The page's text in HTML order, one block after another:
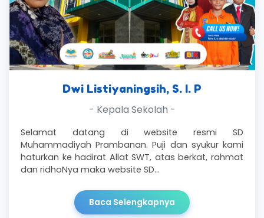
Dwi Listiyaningsih, S. I. P
- Kepala Sekolah -
Selamat datang di website resmi SD
Muhammadiyah Prambanan. Puji dan syukur kami
haturkan ke hadirat Allat SWT, atas berkat, rahmat
dan ridhoNya maka website SD…
Baca Selengkapnya